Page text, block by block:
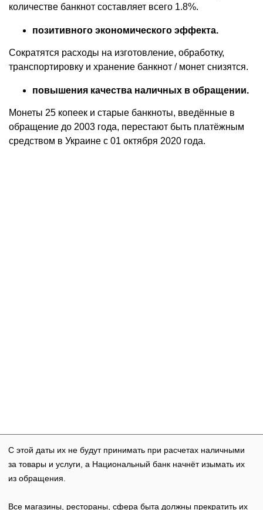
количестве банкнот составляет всего 1.8%.
позитивного экономического эффекта.
Сократятся расходы на изготовление, обработку,
транспортировку и хранение банкнот / монет снизятся.
повышения качества наличных в обращении.
Монеты 25 копеек и старые банкноты, введённые в
обращение до 2003 года, перестают быть платёжным
средством в Украине с 01 октября 2020 года.
С этой даты их не будут принимать при расчетах наличными
за товары и услуги, а Национальный банк начнёт изымать их
из обращения.
Все магазины, рестораны, сфера быта должны прекратить их